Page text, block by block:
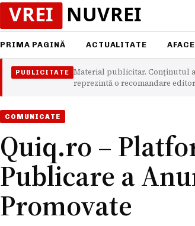
PRIMA PAGINĂ ACTUALITATE
PUBLICITATE
Material publicitar. Conținutul
reprezintă o recomandare
COMUNICATE
Quiq.ro –
Publicare a
Promovate